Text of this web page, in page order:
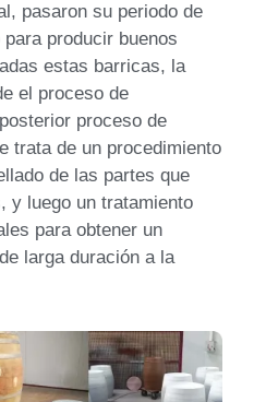
pasaron su periodo de
producir buenos
estas barricas, la
el proceso de
proceso de
trata de un procedimiento
de las partes que
y luego un tratamiento
para obtener un
larga duración a la